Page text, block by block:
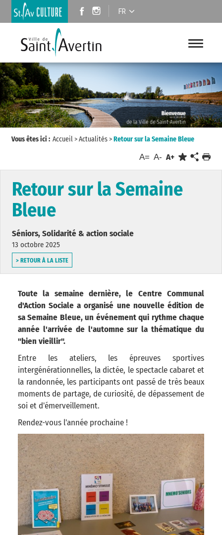
FR
Vous êtes ici : Accueil>Actualités>Retour sur la Semaine Bleue
A= A- A+
Retour sur la Semaine
Bleue
Séniors, Solidarité & action sociale
13 octobre 2025
> RETOUR À LA LISTE
Toute la semaine dernière, le Centre Communal
d'Action Sociale a organisé une nouvelle édition de
sa Semaine Bleue, un événement qui rythme chaque
année l'arrivée de l'automne sur la thématique du
"bien vieillir".
Entre les ateliers, les épreuves sportives
intergénérationnelles, la dictée, le spectacle cabaret et
la randonnée, les participants ont passé de très beaux
moments de partage, de curiosité, de dépassement de
soi et d'émerveillement.
Rendez-vous l'année prochaine !